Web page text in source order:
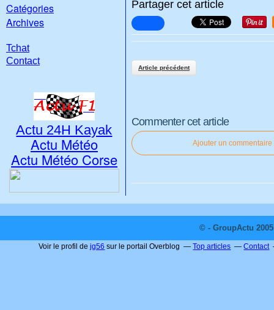
Partager cet article
Article précédent
Commenter cet article
Ajouter un commentaire
Catégories
Archives
Tchat
Contact
Actu 24H Kayak
Actu Météo
Actu Météo Corse
© - GroupActu
Voir le profil dejg56 sur le portail Overblog Top articles Contact